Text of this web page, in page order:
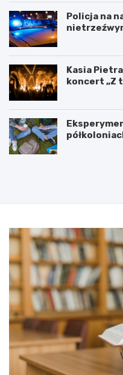
Policja na
Kasia
koncert „Z
P
n
i
e
u
m
o
w
y
n
w
5
2
0
2
5
:
N
i
e
b
z